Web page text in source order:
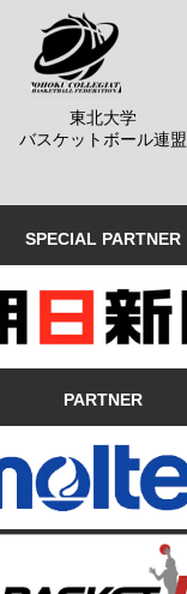
東北大学
バスケットボール連盟
SPECIAL PARTNER
PARTNER